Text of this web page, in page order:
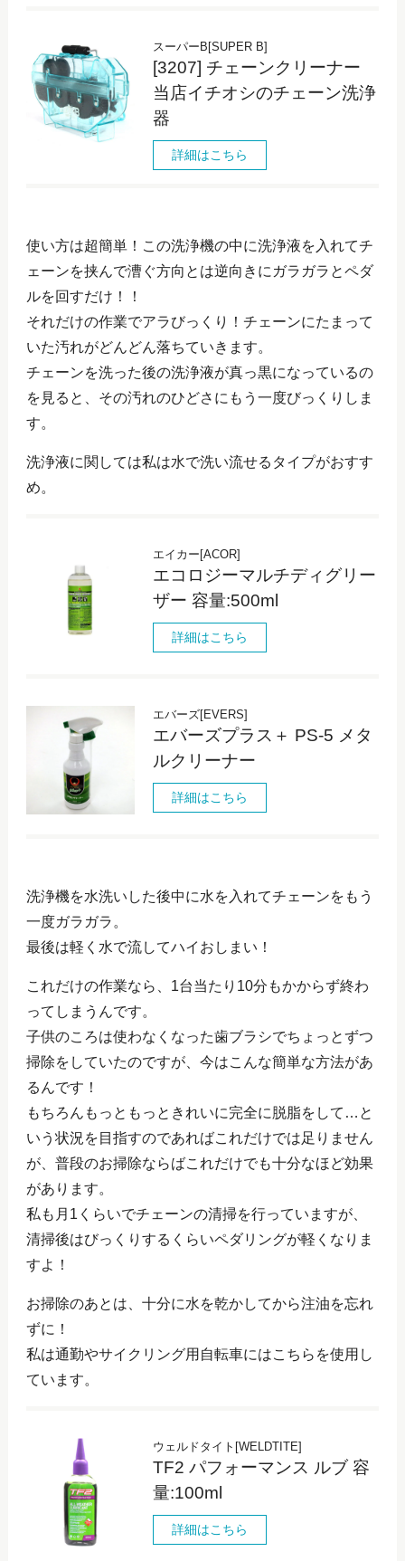
スーパーB[SUPER B]
[3207] チェーンクリーナー
当店イチオシのチェーン洗浄
器
詳細はこちら
使い方は超簡単！この洗浄機の中に洗浄液を入れてチ
ェーンを挟んで漕ぐ方向とは逆向きにガラガラとペダ
ルを回すだけ！！
それだけの作業でアラびっくり！チェーンにたまって
いた汚れがどんどん落ちていきます。
チェーンを洗った後の洗浄液が真っ黒になっているの
を見ると、その汚れのひどさにもう一度びっくりしま
す。
洗浄液に関しては私は水で洗い流せるタイプがおすす
め。
エイカー[ACOR]
エコロジーマルチディグリー
ザー 容量:500ml
詳細はこちら
エバーズ[EVERS]
エバーズプラス＋ PS-5 メタ
ルクリーナー
詳細はこちら
洗浄機を水洗いした後中に水を入れてチェーンをもう
一度ガラガラ。
最後は軽く水で流してハイおしまい！
これだけの作業なら、1台当たり10分もかからず終わ
ってしまうんです。
子供のころは使わなくなった歯ブラシでちょっとずつ
掃除をしていたのですが、今はこんな簡単な方法があ
るんです！
もちろんもっともっときれいに完全に脱脂をして…と
いう状況を目指すのであればこれだけでは足りません
が、普段のお掃除ならばこれだけでも十分なほど効果
があります。
私も月1くらいでチェーンの清掃を行っていますが、
清掃後はびっくりするくらいペダリングが軽くなりま
すよ！
お掃除のあとは、十分に水を乾かしてから注油を忘れ
ずに！
私は通勤やサイクリング用自転車にはこちらを使用し
ています。
ウェルドタイト[WELDTITE]
TF2 パフォーマンス ルブ 容
量:100ml
詳細はこちら